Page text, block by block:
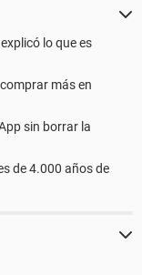
lo que es
más en
sin borrar la
de 4.000 años de